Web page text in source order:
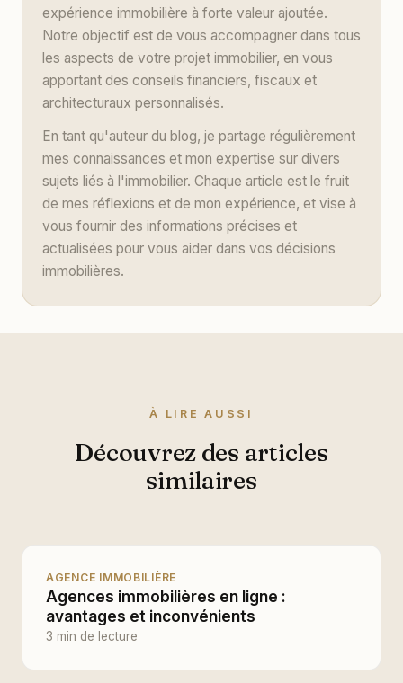
expérience immobilière à forte valeur ajoutée.
Notre objectif est de vous accompagner dans tous
les aspects de votre projet immobilier, en vous
apportant des conseils financiers, fiscaux et
architecturaux personnalisés.
En tant qu'auteur du blog, je partage régulièrement
mes connaissances et mon expertise sur divers
sujets liés à l'immobilier. Chaque article est le fruit
de mes réflexions et de mon expérience, et vise à
vous fournir des informations précises et
actualisées pour vous aider dans vos décisions
immobilières.
À LIRE AUSSI
Découvrez des articles
similaires
AGENCE IMMOBILIÈRE
Agences immobilières en ligne :
avantages et inconvénients
3 min de lecture